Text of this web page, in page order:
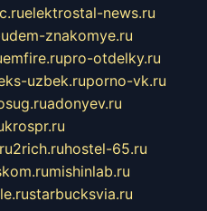
elektrostal-news.ru
znakomye.ru
emfire.rupro-otdelky.ru
uzbek.ruporno-vk.ru
adonyev.ru
krospr.ru
2rich.ruhostel-65.ru
mishinlab.ru
starbucksvia.ru